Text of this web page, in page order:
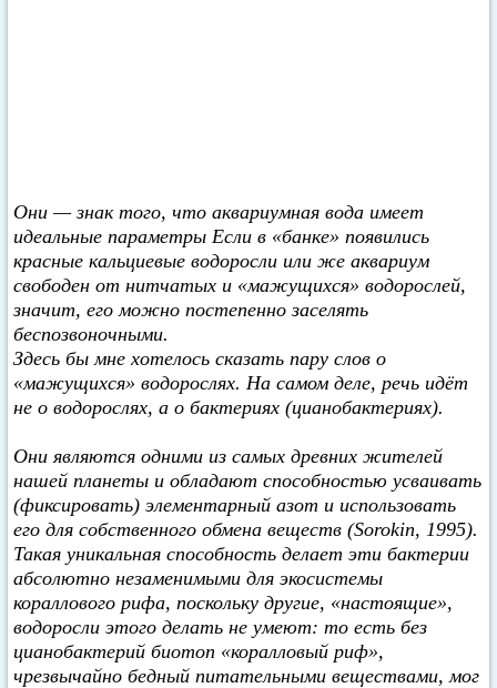
Они — знак того, что аквариумная вода имеет
идеальные параметры Если в «банке» появились
красные кальциевые водоросли или же аквариум
свободен от нитчатых и «мажущихся» водорослей,
значит, его можно постепенно заселять
беспозвоночными.
Здесь бы мне хотелось сказать пару слов о
«мажущихся» водорослях. На самом деле, речь идёт
не о водорослях, а о бактериях (цианобактериях).
Они являются одними из самых древних жителей
нашей планеты и обладают способностью усваивать
(фиксировать) элементарный азот и использовать
его для собственного обмена веществ (Sorokin, 1995).
Такая уникальная способность делает эти бактерии
абсолютно незаменимыми для экосистемы
кораллового рифа, поскольку другие, «настоящие»,
водоросли этого делать не умеют: то есть без
цианобактерий биотоп «коралловый риф»,
чрезвычайно бедный питательными веществами, мог